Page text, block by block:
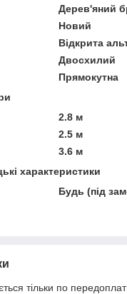
Дерев'яний
Новий
Відкрита
Двосхилий
Прямокутна
2.8 м
2.5 м
3.6 м
характеристики
Будь (під
тільки по